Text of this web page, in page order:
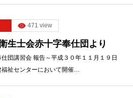
471 view
生士会赤十字奉仕団より
団講習会 報告～平成３０年１１月１９日
福祉センターにおいて開催…